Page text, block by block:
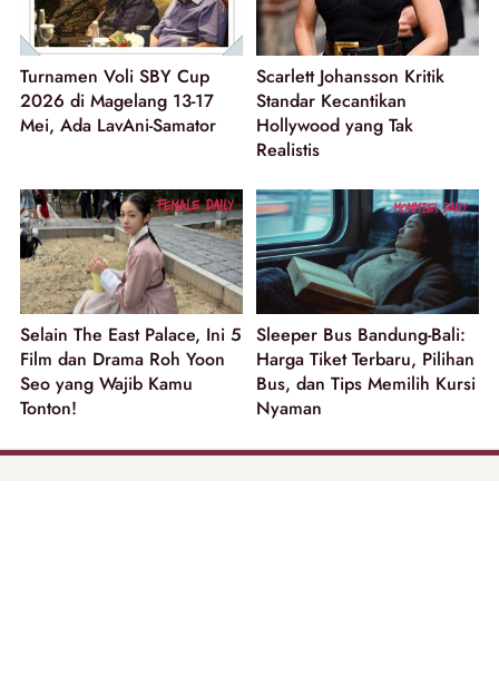
Turnamen Voli SBY Cup
2026 di Magelang 13-17
Mei, Ada LavAni-Samator
Scarlett Johansson Kritik
Standar Kecantikan
Hollywood yang Tak
Realistis
Selain The East Palace, Ini 5
Film dan Drama Roh Yoon
Seo yang Wajib Kamu
Tonton!
Sleeper Bus Bandung-Bali:
Harga Tiket Terbaru, Pilihan
Bus, dan Tips Memilih Kursi
Nyaman